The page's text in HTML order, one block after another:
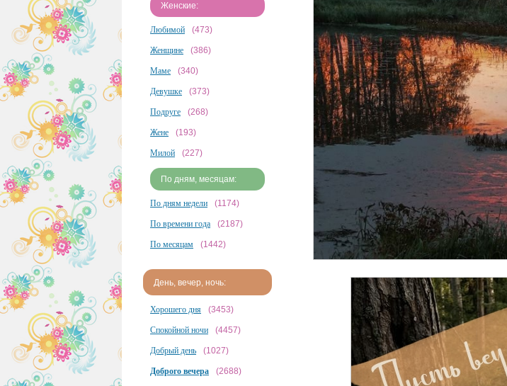
Женские:
Любимой (473)
Женщине (386)
Маме (340)
Девушке (373)
Подруге (268)
Жене (193)
Милой (227)
По дням, месяцам:
По дням недели (1174)
По времени года (2187)
По месяцам (1442)
День, вечер, ночь:
Хорошего дня (3453)
Спокойной ночи (4457)
Добрый день (1027)
Доброго вечера (2688)